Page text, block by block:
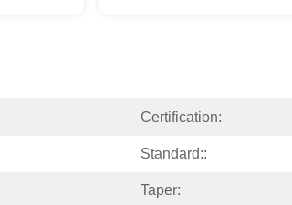
Certification:
Standard::
Taper: